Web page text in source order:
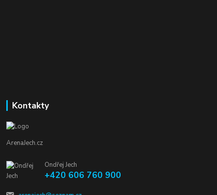
Kontakty
ArenaJech.cz
Ondřej Jech
+420 606 760 900